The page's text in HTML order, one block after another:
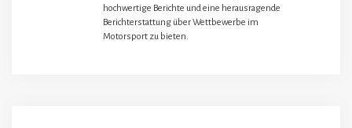
hochwertige Berichte und eine herausragende
Berichterstattung über Wettbewerbe im
Motorsport zu bieten.